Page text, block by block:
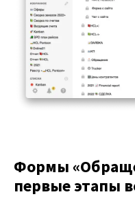
Формы
первые этапы